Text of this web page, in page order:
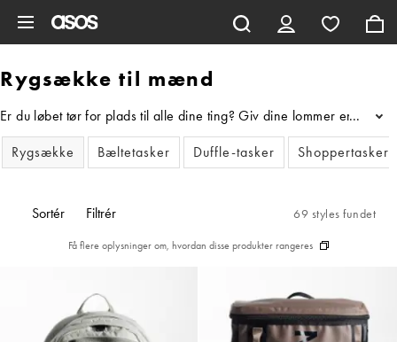
Rygsække til mænd
Er du løbet tør for plads til alle dine ting? Giv dine lommer en
...
Rygsække
Bæltetasker Duffle-tasker Shoppertasker
Sortér Filtrér 69 styles fundet
Få flere oplysninger om, hvordan disse produkter rangeres